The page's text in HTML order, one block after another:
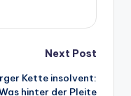
Next Post
Kette insolvent:
hinter der Pleite